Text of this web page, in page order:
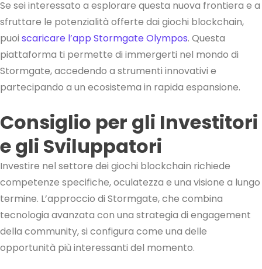
Se sei interessato a esplorare questa nuova frontiera e a
sfruttare le potenzialità offerte dai giochi blockchain,
puoi scaricare l’app Stormgate Olympos. Questa
piattaforma ti permette di immergerti nel mondo di
Stormgate, accedendo a strumenti innovativi e
partecipando a un ecosistema in rapida espansione.
Consiglio per gli Investitori
e gli Sviluppatori
Investire nel settore dei giochi blockchain richiede
competenze specifiche, oculatezza e una visione a lungo
termine. L’approccio di Stormgate, che combina
tecnologia avanzata con una strategia di engagement
della community, si configura come una delle
opportunità più interessanti del momento.